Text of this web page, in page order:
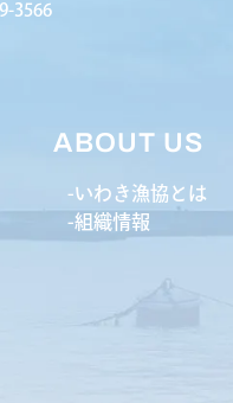
3566
ABOUT US
いわき漁協とは
組織情報